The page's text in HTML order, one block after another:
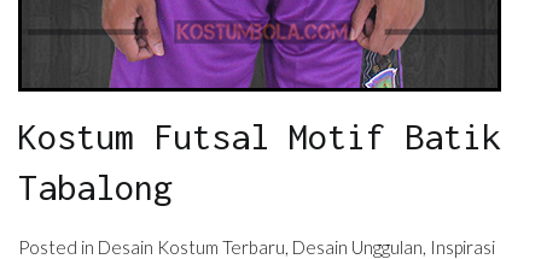
Kostum Futsal Motif Batik
Tabalong
Posted in Desain Kostum Terbaru, Desain Unggulan, Inspirasi